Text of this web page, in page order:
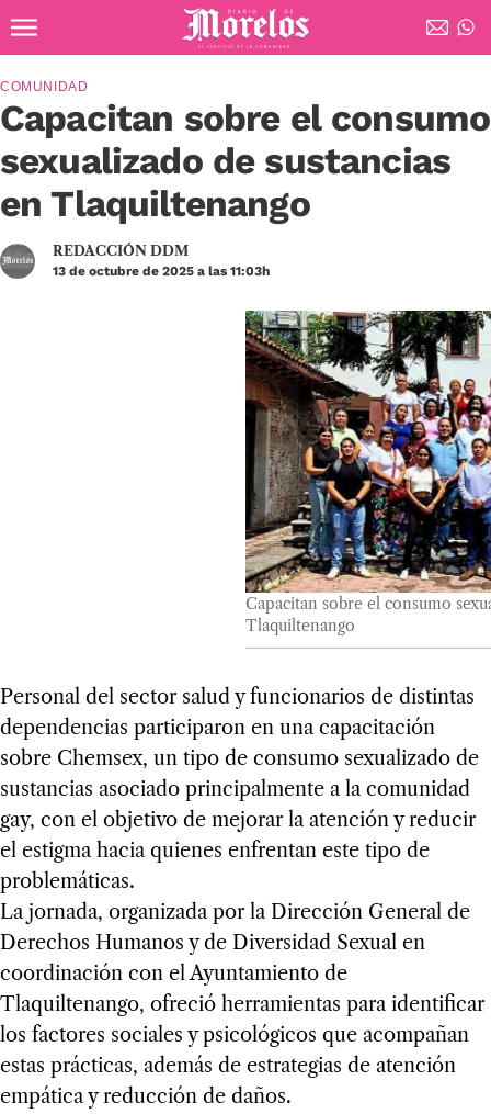
Diario de Morelos
Capacitan sobre el consumo
sexualizado de sustancias
en Tlaquiltenango
COMUNIDAD
REDACCIÓN DDM
13 de octubre de 2025 a las 11:03h
Capacitan sobre el consumo
Tlaquiltenango
Personal del sector salud y funcionarios de distintas
dependencias participaron en una capacitación
sobre Chemsex, un tipo de consumo sexualizado de
sustancias asociado principalmente a la comunidad
gay, con el objetivo de mejorar la atención y reducir
el estigma hacia quienes enfrentan este tipo de
problemáticas.
La jornada, organizada por la Dirección General de
Derechos Humanos y de Diversidad Sexual en
coordinación con el Ayuntamiento de
Tlaquiltenango, ofreció herramientas para identificar
los factores sociales y psicológicos que acompañan
estas prácticas, además de estrategias de atención
empática y reducción de daños.